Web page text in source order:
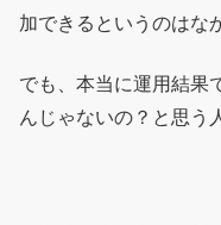
加できるというのはな
でも、本当に運用結果
んじゃないの？と思う